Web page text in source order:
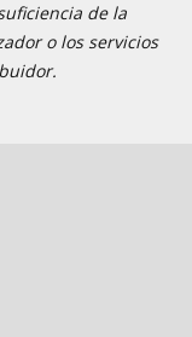
de la
o los servicios